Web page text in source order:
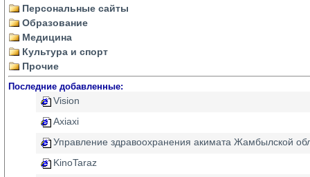
Персональные сайты
Образование
Медицина
Культура и спорт
Прочие
Последние добавленные:
Vision
Axiaxi
Управление здравоохранения акимата Жамбылской
KinoTaraz